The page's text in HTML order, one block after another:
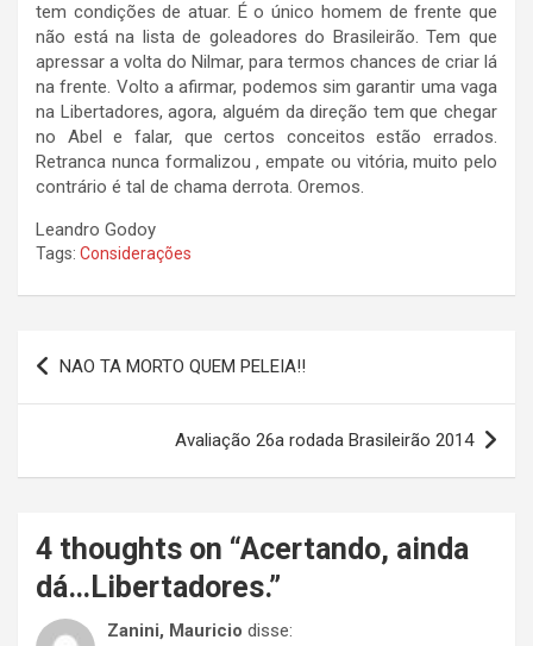
tem condições de atuar. É o único homem de frente que
não está na lista de goleadores do Brasileirão. Tem que
apressar a volta do Nilmar, para termos chances de criar lá
na frente. Volto a afirmar, podemos sim garantir uma vaga
na Libertadores, agora, alguém da direção tem que chegar
no Abel e falar, que certos conceitos estão errados.
Retranca nunca formalizou , empate ou vitória, muito pelo
contrário é tal de chama derrota. Oremos.
Leandro Godoy
Tags: Considerações
Navegação
de
NAO TA MORTO QUEM PELEIA!!
Avaliação 26a rodada Brasileirão 2014
4 thoughts on “Acertando, ainda
dá…Libertadores.”
Zanini, Mauricio disse: